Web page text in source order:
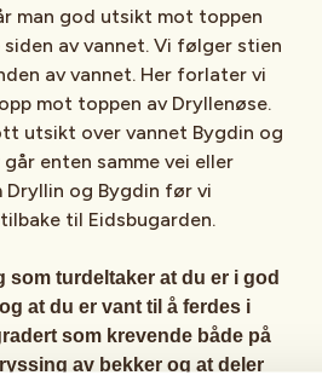
man god utsikt mot toppen
av vannet. Vi følger stien
av vannet. Her forlater vi
mot toppen av Dryllenøse.
utsikt over vannet Bygdin og
enten samme vei eller
Dryllin og Bygdin før vi
til Eidsbugarden.
som turdeltaker at du er i god
at du er vant til å ferdes i
som krevende både på
av bekker og at deler